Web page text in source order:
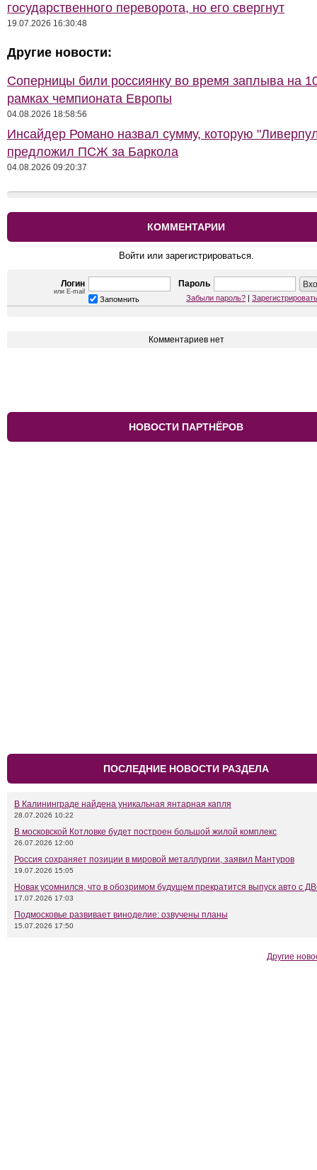
государственного переворота, но его свергнут
19.07.2026 16:30:48
Другие новости:
Соперницы били россиянку во время заплыва на
рамках чемпионата Европы
04.08.2026 18:58:56
Инсайдер Романо назвал сумму, которую
предложил ПСЖ за Баркола
04.08.2026 09:20:37
КОММЕНТАРИИ
Войти или зарегистрироваться.
Логин
или E-mail
Пароль
Запомнить Забыли пароль? |
Комментариев нет
НОВОСТИ ПАРТНЁРОВ
ПОСЛЕДНИЕ НОВОСТИ РАЗДЕЛА
В Калининграде найдена уникальная янтарная капля
28.07.2026 10:22
В московской Котловке будет построен большой жилой комплекс
26.07.2026 12:00
Россия сохраняет позиции в мировой металлургии, заявил Мантуров
19.07.2026 15:05
Новак усомнился, что в обозримом будущем прекратится выпуск авто с
17.07.2026 17:03
Подмосковье развивает виноделие: озвучены планы
15.07.2026 17:50
Другие